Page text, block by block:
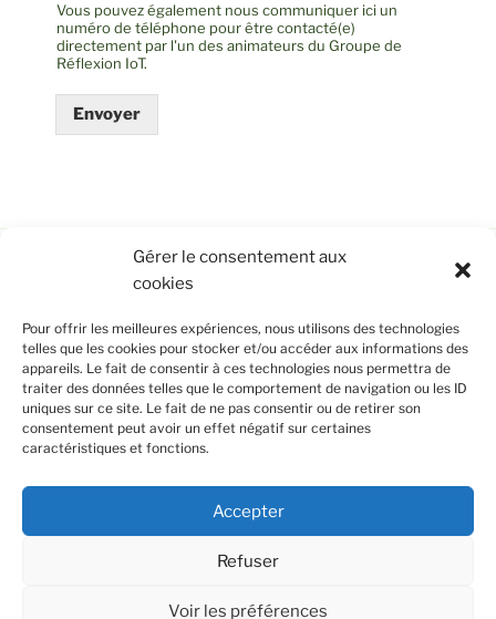
Gérer le consentement aux
cookies
Pour offrir les meilleures expériences, nous utilisons des technologies
telles que les cookies pour stocker et/ou accéder aux informations des
appareils. Le fait de consentir à ces technologies nous permettra de
traiter des données telles que le comportement de navigation ou les ID
uniques sur ce site. Le fait de ne pas consentir ou de retirer son
consentement peut avoir un effet négatif sur certaines
caractéristiques et fonctions.
Accepter
Refuser
Voir les préférences
Vous pouvez également nous communiquer ici un
numéro de téléphone pour être contacté(e)
directement par l'un des animateurs du Groupe de
Réflexion IoT.
Envoyer
PERSONNALITÉS PUBLIQUES, ENTREPRISES
OU INSTITUTIONS : L’OPEN THINK-TANK EST
OUVERT À TOUTES CELLES ET CEUX QUI
VEULENT RÉFLÉCHIR AUX BONS USAGES ET
AUX BONNES PRATIQUES DES IOT, DE LEURS
RÉSEAUX ET DE LEURS SERVICES.